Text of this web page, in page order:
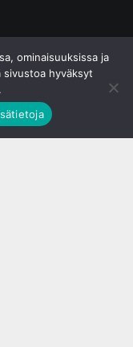
ominaisuuksissa ja
sivustoa hyväksyt